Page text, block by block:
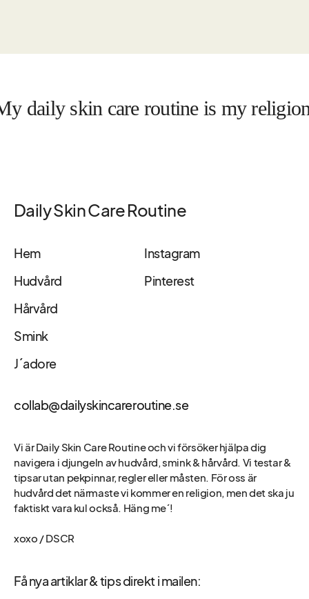
skin care routine is my religion
Daily Skin Care Routine
Hem
Hudvård
Hårvård
Smink
J´adore
Instagram
Pinterest
collab@dailyskincareroutine.se
Vi är Daily Skin Care Routine och vi försöker hjälpa dig
navigera i djungeln av hudvård, smink & hårvård. Vi testar &
tipsar utan pekpinnar, regler eller måsten. För oss är
hudvård det närmaste vi kommer en religion, men det ska ju
faktiskt vara kul också. Häng me´!
xoxo / DSCR
Få nya artiklar & tips direkt i mailen: